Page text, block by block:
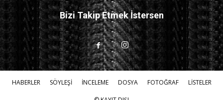
Bizi Takip Etmek İstersen
HABERLER SÖYLEŞİ İNCELEME DOSYA FOTOĞRAF LİSTELER